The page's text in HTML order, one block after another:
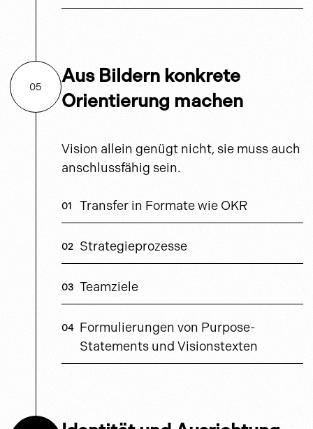
05
Aus Bildern konkrete
Orientierung machen
Vision allein genügt nicht, sie muss auch
anschlussfähig sein.
Transfer in Formate wie OKR
Strategieprozesse
Teamziele
Formulierungen von Purpose-
Statements und Visionstexten